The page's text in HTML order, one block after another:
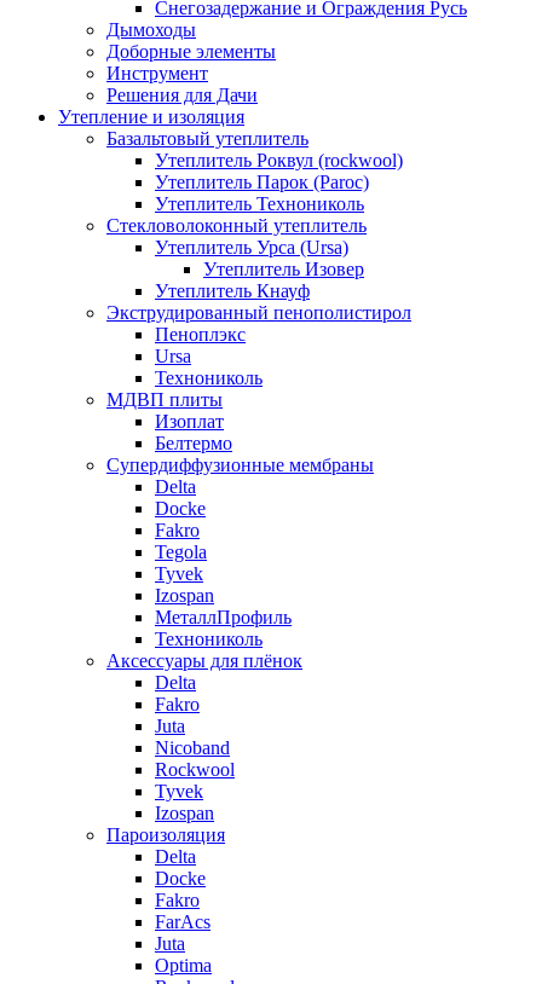
Снегозадержание и Ограждения Русь
Дымоходы
Доборные элементы
Инструмент
Решения для Дачи
Утепление и изоляция
Базальтовый утеплитель
Утеплитель Роквул (rockwool)
Утеплитель Парок (Paroc)
Утеплитель Технониколь
Стекловолоконный утеплитель
Утеплитель Урса (Ursa)
Утеплитель Изовер
Утеплитель Кнауф
Экструдированный пенополистирол
Пеноплэкс
Ursa
Технониколь
МДВП плиты
Изоплат
Белтермо
Супердиффузионные мембраны
Delta
Docke
Fakro
Tegola
Tyvek
Izospan
МеталлПрофиль
Технониколь
Аксессуары для плёнок
Delta
Fakro
Juta
Nicoband
Rockwool
Tyvek
Izospan
Пароизоляция
Delta
Docke
Fakro
FarAcs
Juta
Optima